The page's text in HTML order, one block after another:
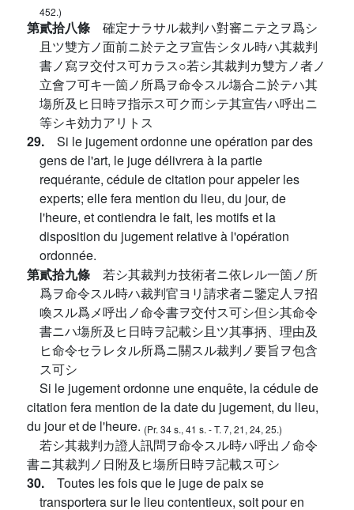
452.)
第貳拾八條 確定ナラサル裁判ハ對審ニテ之ヲ爲シ
且ツ雙方ノ面前ニ於テ之ヲ宣告シタル時ハ其裁判
書ノ寫ヲ交付ス可カラス○若シ其裁判カ雙方ノ者ノ
立會フ可キ一箇ノ所爲ヲ命令スル塲合ニ於テハ其
塲所及ヒ日時ヲ指示ス可ク而シテ其宣告ハ呼出ニ
等シキ効力アリトス
29. Si le jugement ordonne une opération par des
gens de l'art, le juge délivrera à la partie
requérante, cédule de citation pour appeler les
experts; elle fera mention du lieu, du jour, de
l'heure, et contiendra le fait, les motifs et la
disposition du jugement relative à l'opération
ordonnée.
第貳拾九條 若シ其裁判カ技術者ニ依レル一箇ノ所
爲ヲ命令スル時ハ裁判官ヨリ請求者ニ鑒定人ヲ招
喚スル爲メ呼出ノ命令書ヲ交付ス可シ但シ其命令
書ニハ塲所及ヒ日時ヲ記載シ且ツ其事抦、理由及
ヒ命令セラレタル所爲ニ關スル裁判ノ要旨ヲ包含
ス可シ
Si le jugement ordonne une enquête, la cédule de
citation fera mention de la date du jugement, du lieu,
du jour et de l'heure. (Pr. 34 s., 41 s. - T. 7, 21, 24, 25.)
若シ其裁判カ證人訊問ヲ命令スル時ハ呼出ノ命令
書ニ其裁判ノ日附及ヒ塲所日時ヲ記載ス可シ
30. Toutes les fois que le juge de paix se
transportera sur le lieu contentieux, soit pour en